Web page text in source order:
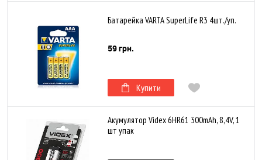
Батарейка VARTA SuperLife R3 4шт./уп.
59 грн.
Купити
Акумулятор Videx 6HR61 300mAh, 8,4V, 1
шт упак